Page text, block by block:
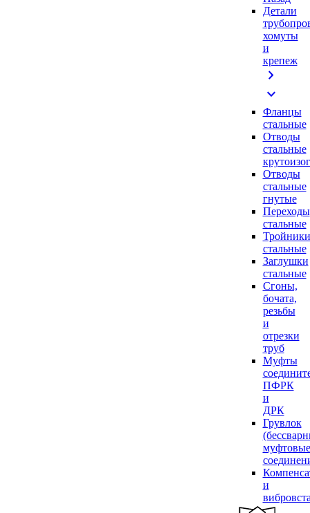
Детали
хомуты
и
крепеж
chevron_right
expand_more
Фланцы
стальные
Отводы
стальные
Отводы
стальные
гнутые
Переходы
стальные
Тройники
стальные
Заглушки
стальные
Сгоны,
бочата,
резьбы
и
отрезки
труб
Муфты
ПФРК
и
ДРК
Грувлок
муфтовые
и